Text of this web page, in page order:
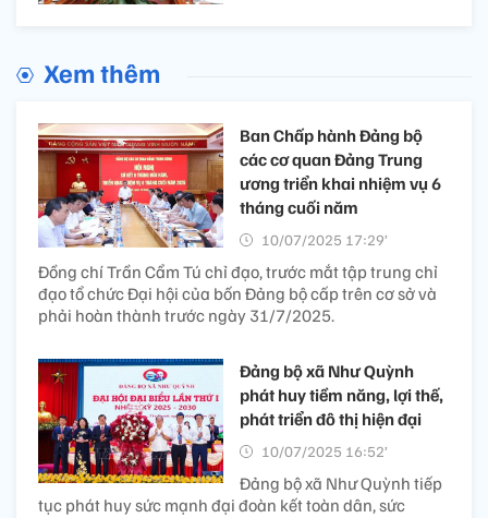
Xem thêm
Ban Chấp hành Đảng bộ
các cơ quan Đảng Trung
ương triển khai nhiệm vụ 6
tháng cuối năm
10/07/2025 17:29’
Đồng chí Trần Cẩm Tú chỉ đạo, trước mắt tập trung chỉ
đạo tổ chức Đại hội của bốn Đảng bộ cấp trên cơ sở và
phải hoàn thành trước ngày 31/7/2025.
Đảng bộ xã Như Quỳnh
phát huy tiềm năng, lợi thế,
phát triển đô thị hiện đại
10/07/2025 16:52’
Đảng bộ xã Như Quỳnh tiếp
tục phát huy sức mạnh đại đoàn kết toàn dân, sức